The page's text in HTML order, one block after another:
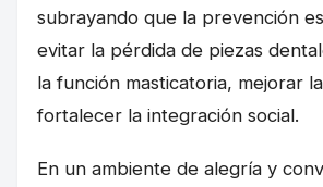
subrayando que la prevención
evitar la pérdida de piezas
la función masticatoria, mejorar
fortalecer la integración social.
En un ambiente de alegría y